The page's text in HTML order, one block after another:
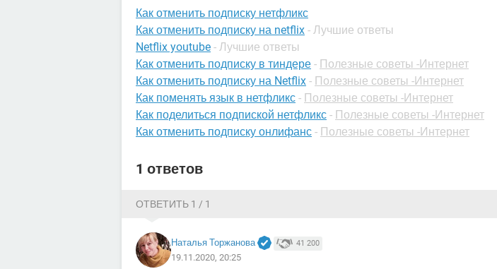
Как отменить подписку нетфликс
Как отменить подписку на netflix - Лучшие ответы
Netflix youtube - Лучшие ответы
Как отменить подписку в тиндере - Полезные советы -Интернет
Как отменить подписку на Netflix - Полезные советы -Интернет
Как поменять язык в нетфликс - Полезные советы -Интернет
Как поделиться подпиской нетфликс - Полезные советы -Интернет
Как отменить подписку онлифанс - Полезные советы -Интернет
1 ответов
ОТВЕТИТЬ 1 / 1
Наталья Торжанова 41 200
19.11.2020, 20:25